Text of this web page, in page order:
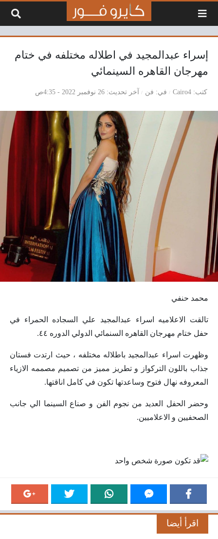
إسراء عبدالمجيد في اطلاله مختلفه في ختام
مهرجان القاهره السينمائي
كتب Cairo4 في فن آخر تحديث 26 نوفمبر 2022 - 4:35ص
محمد حنفي
تالقت الاعلاميه اسراء عبدالمجيد علي السجاده الحمراء في
حفل ختام مهرجان القاهره السنمائي الدولي الدوره ٤٤.
وظهرت اسراء عبدالمجيد باطلاله مختلفه ، حيث ارتدت فستان
جذاب باللون التركواز و تطريز مميز من تصميم مصممه الازياء
المعروفه نهال فتوح وساعدتها تكون في كامل اناقتها.
وحضر الحفل العديد من نجوم الفن و صناع السينما الي جانب
الصحفيين و الاعلاميين.
اقرأ أيضا